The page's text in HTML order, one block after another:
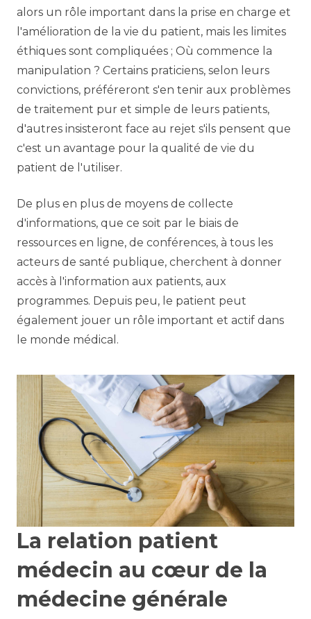
alors un rôle important dans la prise en charge et
l'amélioration de la vie du patient, mais les limites
éthiques sont compliquées ; Où commence la
manipulation ? Certains praticiens, selon leurs
convictions, préféreront s'en tenir aux problèmes
de traitement pur et simple de leurs patients,
d'autres insisteront face au rejet s'ils pensent que
c'est un avantage pour la qualité de vie du
patient de l'utiliser.
De plus en plus de moyens de collecte
d'informations, que ce soit par le biais de
ressources en ligne, de conférences, à tous les
acteurs de santé publique, cherchent à donner
accès à l'information aux patients, aux
programmes. Depuis peu, le patient peut
également jouer un rôle important et actif dans
le monde médical.
La relation patient
médecin au cœur de la
médecine générale